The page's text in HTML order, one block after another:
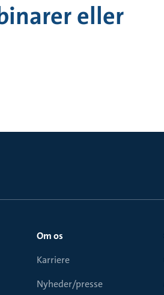
eller
Om os
Karriere
Nyheder/presse